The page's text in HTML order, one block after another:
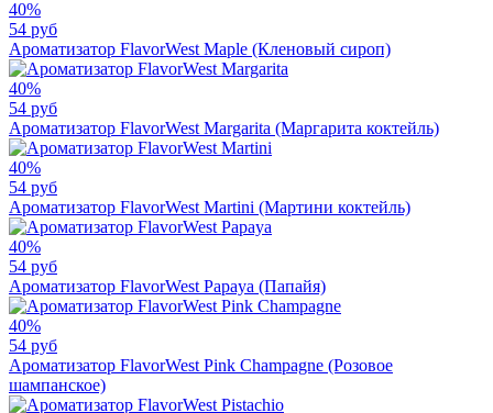
40%
54 руб
Ароматизатор FlavorWest Maple (Кленовый сироп)
40%
54 руб
Ароматизатор FlavorWest Margarita (Маргарита коктейль)
40%
54 руб
Ароматизатор FlavorWest Martini (Мартини коктейль)
40%
54 руб
Ароматизатор FlavorWest Papaya (Папайя)
40%
54 руб
Ароматизатор FlavorWest Pink Champagne (Розовое
шампанское)